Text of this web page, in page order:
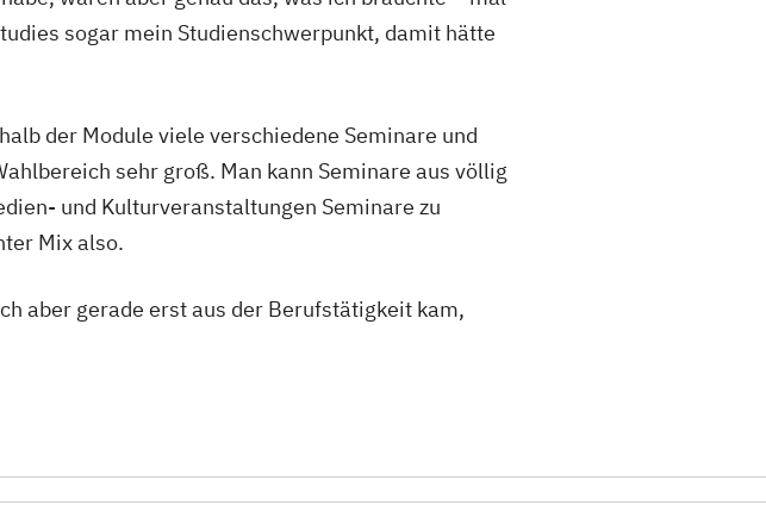
sogar mein Studienschwerpunkt, damit hätte
der Module viele verschiedene Seminare und
sehr groß. Man kann Seminare aus völlig
und Kulturveranstaltungen Seminare zu
Mix also.
aber gerade erst aus der Berufstätigkeit kam,